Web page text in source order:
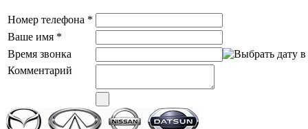
Номер телефона *
Ваше имя *
Время звонка
Комментарий